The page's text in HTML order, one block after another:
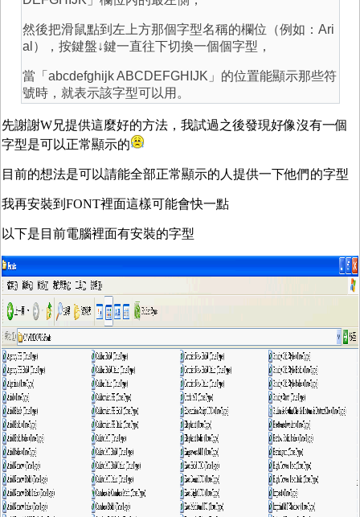
然後把滑鼠點到左上方那個字型名稱的欄位（例如：Ari
al），按鍵盤↓鍵一直往下切換一個個字型，
當「abcdefghijk ABCDEFGHIJK」的位置能顯示那些符
號時，就表示該字型可以用。
先謝謝W兄提供這麼好的方法，我試過之後發現好像沒有一個
字型是可以正常顯示的
目前的想法是可以請能全部正常顯示的人提供一下他們的字型
我再安裝到FONT裡面這樣可能會快一點
以下是目前電腦裡面有安裝的字型